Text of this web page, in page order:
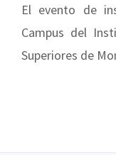
El evento de
Campus del
Superiores de